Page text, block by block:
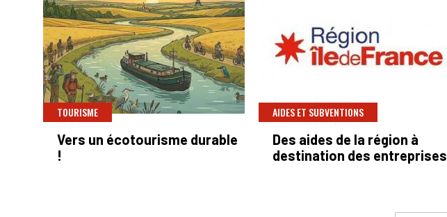
TOURISME
Vers un écotourisme durable
!
AIDES ET SUBVENTIONS
Des aides de la région à
destination des entreprises